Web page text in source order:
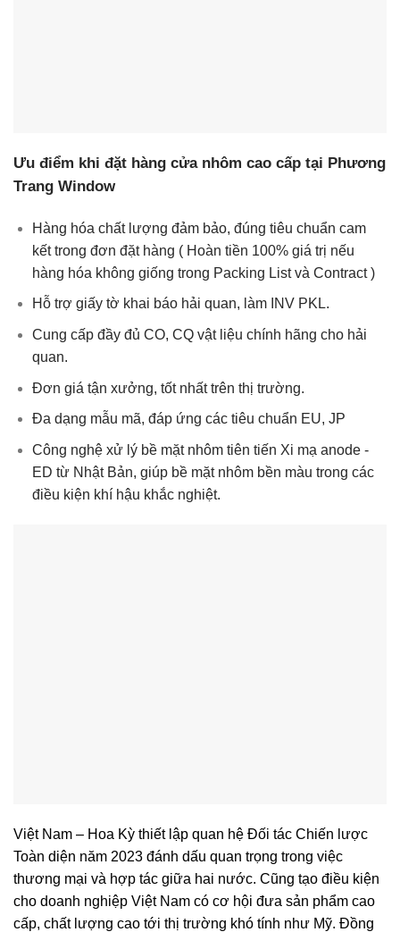
Ưu điểm khi đặt hàng cửa nhôm cao cấp tại Phương
Trang Window
Hàng hóa chất lượng đảm bảo, đúng tiêu chuẩn cam
kết trong đơn đặt hàng ( Hoàn tiền 100% giá trị nếu
hàng hóa không giống trong Packing List và Contract )
Hỗ trợ giấy tờ khai báo hải quan, làm INV PKL.
Cung cấp đầy đủ CO, CQ vật liệu chính hãng cho hải
quan.
Đơn giá tận xưởng, tốt nhất trên thị trường.
Đa dạng mẫu mã, đáp ứng các tiêu chuẩn EU, JP
Công nghệ xử lý bề mặt nhôm tiên tiến Xi mạ anode -
ED từ Nhật Bản, giúp bề mặt nhôm bền màu trong các
điều kiện khí hậu khắc nghiệt.
Việt Nam – Hoa Kỳ thiết lập quan hệ Đối tác Chiến lược
Toàn diện năm 2023 đánh dấu quan trọng trong việc
thương mại và hợp tác giữa hai nước. Cũng tạo điều kiện
cho doanh nghiệp Việt Nam có cơ hội đưa sản phẩm cao
cấp, chất lượng cao tới thị trường khó tính như Mỹ. Đồng